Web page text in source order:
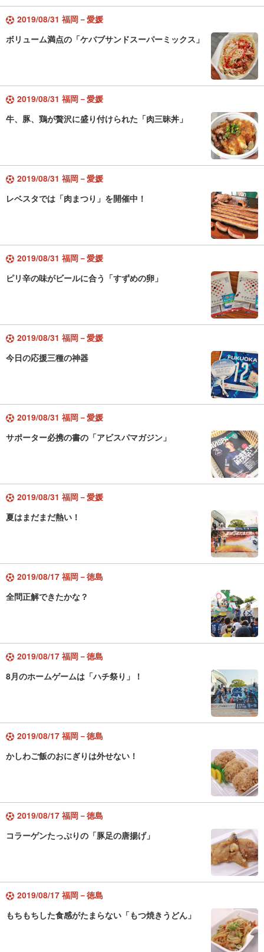
2019/08/31 福岡－愛媛
ボリューム満点の「ケバブサンドスーパーミックス」
2019/08/31 福岡－愛媛
牛、豚、鶏が贅沢に盛り付けられた「肉三昧丼」
2019/08/31 福岡－愛媛
レベスタでは「肉まつり」を開催中！
2019/08/31 福岡－愛媛
ピリ辛の味がビールに合う「すずめの卵」
2019/08/31 福岡－愛媛
今日の応援三種の神器
2019/08/31 福岡－愛媛
サポーター必携の書の「アビスパマガジン」
2019/08/31 福岡－愛媛
夏はまだまだ熱い！
2019/08/17 福岡－徳島
全問正解できたかな？
2019/08/17 福岡－徳島
8月のホームゲームは「ハチ祭り」！
2019/08/17 福岡－徳島
かしわご飯のおにぎりは外せない！
2019/08/17 福岡－徳島
コラーゲンたっぷりの「豚足の唐揚げ」
2019/08/17 福岡－徳島
もちもちした食感がたまらない「もつ焼きうどん」